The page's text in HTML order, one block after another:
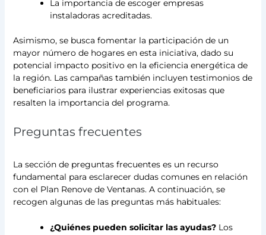
La importancia de escoger empresas
instaladoras acreditadas.
Asimismo, se busca fomentar la participación de un
mayor número de hogares en esta iniciativa, dado su
potencial impacto positivo en la eficiencia energética de
la región. Las campañas también incluyen testimonios de
beneficiarios para ilustrar experiencias exitosas que
resalten la importancia del programa.
Preguntas frecuentes
La sección de preguntas frecuentes es un recurso
fundamental para esclarecer dudas comunes en relación
con el Plan Renove de Ventanas. A continuación, se
recogen algunas de las preguntas más habituales:
¿Quiénes pueden solicitar las ayudas? Los